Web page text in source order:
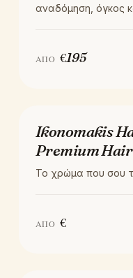
αναδόμηση, όγκος
ΑΠΌ €195
SERVICE
Ikonomakis
Premium Hair
Το χρώμα που σου
ΑΠΌ €